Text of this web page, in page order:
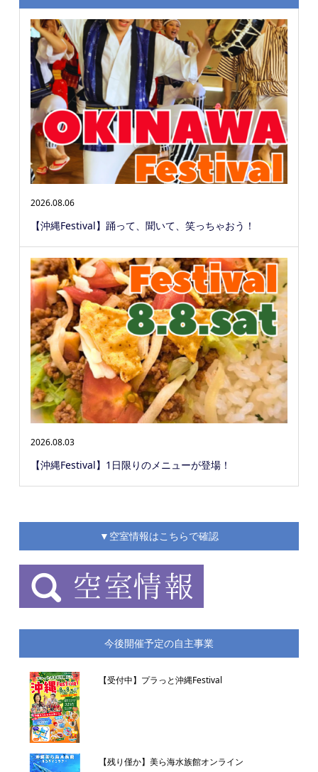
2026.08.06
【沖縄Festival】踊って、聞いて、笑っちゃおう！
2026.08.03
【沖縄Festival】1日限りのメニューが登場！
▼空室情報はこちらで確認
今後開催予定の自主事業
【受付中】プラっと沖縄Festival
【残り僅か】美ら海水族館オンライン